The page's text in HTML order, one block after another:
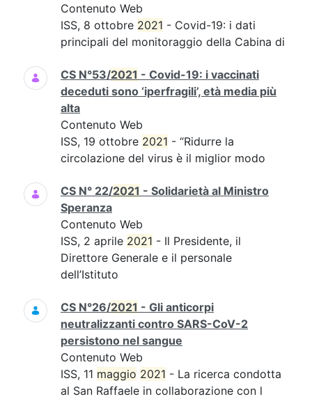
Contenuto Web
ISS, 8 ottobre 2021 - Covid-19: i dati
principali del monitoraggio della Cabina di
CS N°53/2021 - Covid-19: i vaccinati
deceduti sono ‘iperfragili’, età media più
alta
Contenuto Web
ISS, 19 ottobre 2021 - “Ridurre la
circolazione del virus è il miglior modo
CS N° 22/2021 - Solidarietà al Ministro
Speranza
Contenuto Web
ISS, 2 aprile 2021 - Il Presidente, il
Direttore Generale e il personale
dell’Istituto
CS N°26/2021 - Gli anticorpi
neutralizzanti contro SARS-CoV-2
persistono nel sangue
Contenuto Web
ISS, 11 maggio 2021 - La ricerca condotta
al San Raffaele in collaborazione con l